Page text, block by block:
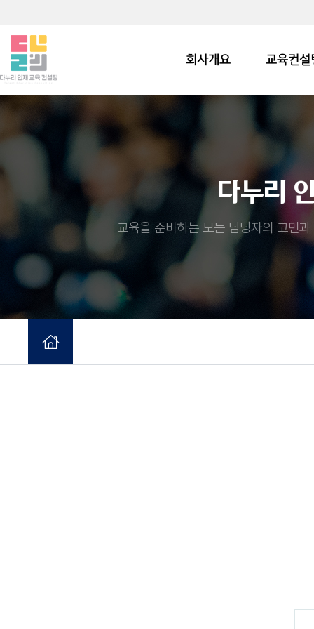
회사개요 교육컨설
다누리
교육을 준비하는 모든 담당자의 고민